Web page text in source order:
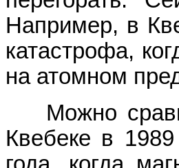
Например, в
катастрофа,
на атомном
Можно
Квебеке в